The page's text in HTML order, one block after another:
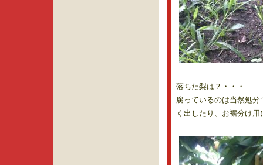
落ちた梨は？・・・
腐っているのは当然処
く出したり、お裾分け